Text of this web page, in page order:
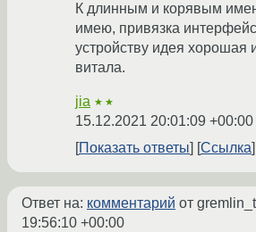
К длинным и корявым
имею, привязка
устройству идея хорошая
витала.
jia ★★
15.12.2021 20:01:09 +00:00
Показать ответы Ссылка
Ответ на: комментарий от
19:56:10 +00:00